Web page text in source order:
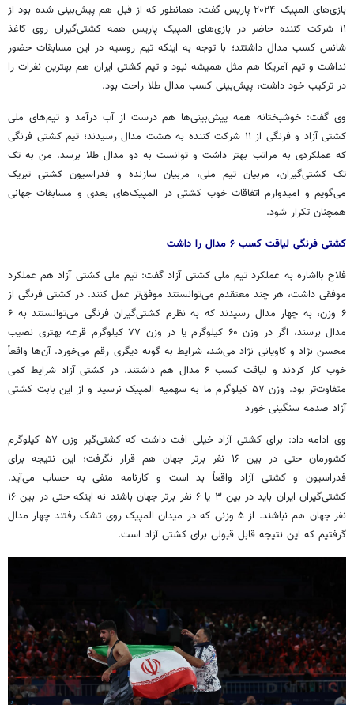
بازی‌های المپیک ۲۰۲۴ پاریس گفت: همانطور که از قبل هم پیش‌بینی شده بود از
۱۱ شرکت کننده حاضر در بازی‌های المپیک پاریس همه کشتی‌گیران روی کاغذ
شانس کسب مدال داشتند؛ با توجه به اینکه تیم روسیه در این مسابقات حضور
نداشت و تیم آمریکا هم مثل همیشه نبود و تیم کشتی ایران هم بهترین نفرات را
در ترکیب خود داشت، پیش‌بینی کسب مدال طلا راحت بود.
وی گفت: خوشبختانه همه پیش‌بینی‌ها هم درست از آب درآمد و تیم‌های ملی
کشتی آزاد و فرنگی از ۱۱ شرکت کننده به هشت مدال رسیدند؛ تیم کشتی فرنگی
که عملکردی به مراتب بهتر داشت و توانست به دو مدال طلا برسد. من به تک
تک کشتی‌گیران، مربیان تیم ملی، مربیان سازنده و فدراسیون کشتی تبریک
می‌گویم و امیدوارم اتفاقات خوب کشتی در المپیک‌های بعدی و مسابقات جهانی
همچنان تکرار شود.
کشتی فرنگی لیاقت کسب ۶ مدال را داشت
فلاح بااشاره به عملکرد تیم ملی کشتی آزاد گفت: تیم ملی کشتی آزاد هم عملکرد
موفقی داشت، هر چند معتقدم می‌توانستند موفق‌تر عمل کنند. در کشتی فرنگی از
۶ وزن، به چهار مدال رسیدند که به نظرم کشتی‌گیران فرنگی می‌توانستند به ۶
مدال برسند، اگر در وزن ۶۰ کیلوگرم یا در وزن ۷۷ کیلوگرم قرعه بهتری نصیب
محسن نژاد و کاویانی نژاد می‌شد، شرایط به گونه دیگری رقم می‌خورد. آن‌ها واقعاً
خوب کار کردند و لیاقت کسب ۶ مدال هم داشتند. در کشتی آزاد شرایط کمی
متفاوت‌تر بود. وزن ۵۷ کیلوگرم ما به سهمیه المپیک نرسید و از این بابت کشتی
آزاد صدمه سنگینی خورد
وی ادامه داد: برای کشتی آزاد خیلی افت داشت که کشتی‌گیر وزن ۵۷ کیلوگرم
کشورمان حتی در بین ۱۶ نفر برتر جهان هم قرار نگرفت؛ این نتیجه برای
فدراسیون و کشتی آزاد واقعاً بد است و کارنامه منفی به حساب می‌آید.
کشتی‌گیران ایران باید در بین ۳ یا ۶ نفر برتر جهان باشند نه اینکه حتی در بین ۱۶
نفر جهان هم نباشند. از ۵ وزنی که در میدان المپیک روی تشک رفتند چهار مدال
گرفتیم که این نتیجه قابل قبولی برای کشتی آزاد است.